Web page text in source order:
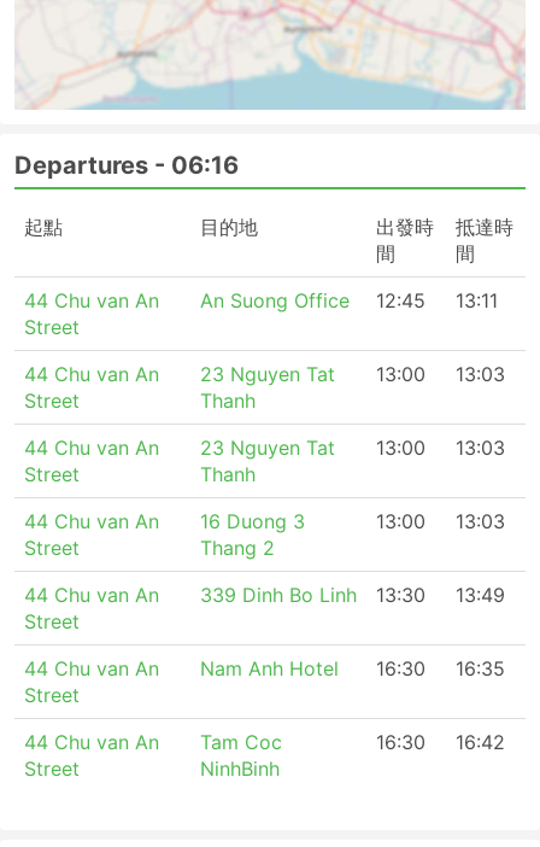
Departures - 06:16
起點 目的地
出發時
間
抵達時
間
44 Chu van An
Street
An Suong Office 12:45 13:11
44 Chu van An
Street
23 Nguyen Tat
Thanh
13:00 13:03
44 Chu van An
Street
23 Nguyen Tat
Thanh
13:00 13:03
44 Chu van An
Street
16 Duong 3
Thang 2
13:00 13:03
44 Chu van An
Street
339 Dinh Bo Linh 13:30 13:49
44 Chu van An
Street
Nam Anh Hotel 16:30 16:35
44 Chu van An
Street
Tam Coc
NinhBinh
16:30 16:42